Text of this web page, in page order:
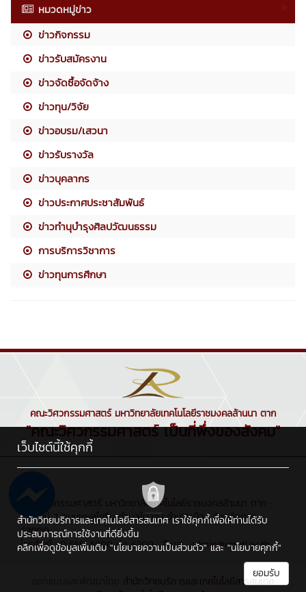
หมวดหมู่ข่าว
ข่าวกิจกรรม
ข่าวรับสมัครงาน
ข่าวจัดซื้อจัดจ้าง
ข่าวทุน/วิจัย
ข่าวอบรม/เสวนา
ข่าวรับรางวัล
ข่าวบุคลากร
ข่าวประกาศประชาสัมพันธ์
ข่าวทำนุบำรุงศิลปวัฒนธรรม
การบริการวิชาการ
ข่าวทุนการศึกษา
คณะวิศวกรรมศาสตร์ มหาวิทยาลัยเทคโนโลยีราชมงคลล้านนา ตาก
"คณะวิศวกรรมศาสตร์ เป็นที่พึ่งของสังคม"
คณะวิศวกรรมศาสตร์ มหาวิทยาลัยเทคโนโลยีราชมงคลล้านนา ตาก :
41/1 หมู่ 7 ถนนพหลโยธิน ตำบลไม้งาม อำเภอเมือง จังหวัดตาก
63000
โทรศัพท์ : 0 5551 5900 ต่อ 6200 , อีเมล : admin@rmutl.ac.th
เว็บไซต์นี้ใช้คุกกี้
สำนักวิทยบริการและเทคโนโลยีสารสนเทศ เราใช้คุกกี้เพื่อให้ท่านได้รับ
ประสบการณ์การใช้งานที่ดียิ่งขึ้น
คลิกเพื่อดูข้อมูลเพิ่มเติม "นโยบายความเป็นส่วนตัว"และ"นโยบายคุกกี้"
ยอมรับ
สำนักวิทยบริการและเทคโนโลยีสารสนเทศ